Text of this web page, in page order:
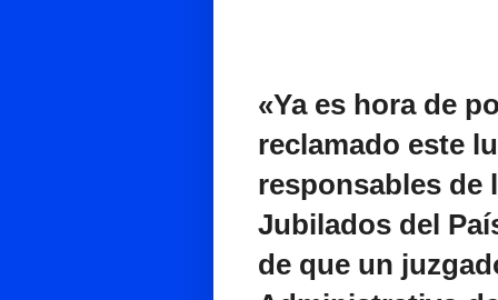
«Ya es hora de
reclamado este
responsables de
Jubilados del
de que un